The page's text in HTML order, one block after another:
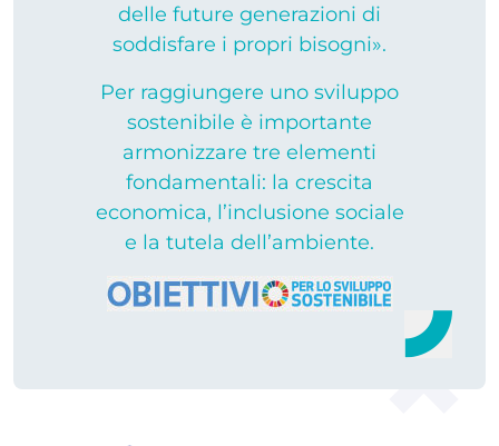
delle future generazioni di
soddisfare i propri bisogni».
Per raggiungere uno sviluppo
sostenibile è importante
armonizzare tre elementi
fondamentali: la crescita
economica, l’inclusione sociale
e la tutela dell’ambiente.